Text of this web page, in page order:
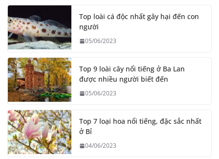
Top loài cá độc nhất gây hại đến con
người
05/06/2023
Top 9 loài cây nổi tiếng ở Ba Lan
được nhiều người biết đến
05/06/2023
Top 7 loại hoa nổi tiếng, đặc sắc nhất
ở Bỉ
04/06/2023